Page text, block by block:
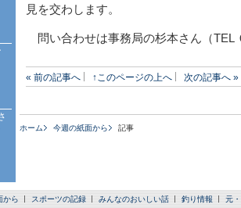
見を交わします。
問い合わせは事務局の杉本さん（
« 前の記事へ ↑このページの上へ 次の記事へ »
ホーム 今週の紙面から 記事
から スポーツの記録 みんなのおいしい話 釣り情報 元